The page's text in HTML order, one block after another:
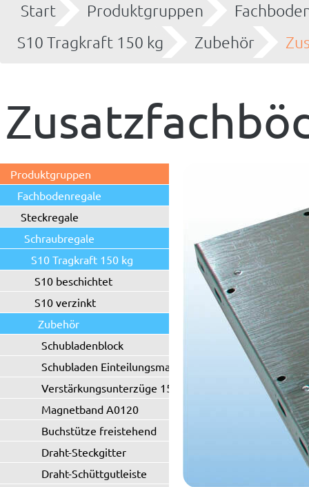
Start Produktgruppen
S10 Tragkraft 150 kg
Zubehör
Produktgruppen
Fachbodenregale
Steckregale
Schraubregale
S10 Tragkraft 150 kg
S10 beschichtet
S10 verzinkt
Zubehör
Schubladenblock
Schubladen Einteilungsmaterial
Verstärkungsunterzüge 150 kg
Magnetband A0120
Buchstütze freistehend
Draht-Steckgitter
Draht-Schüttgutleiste